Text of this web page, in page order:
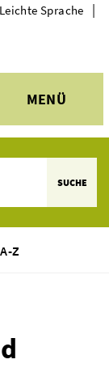
MENÜ
Leichte Sprache |
SUCHE
Z